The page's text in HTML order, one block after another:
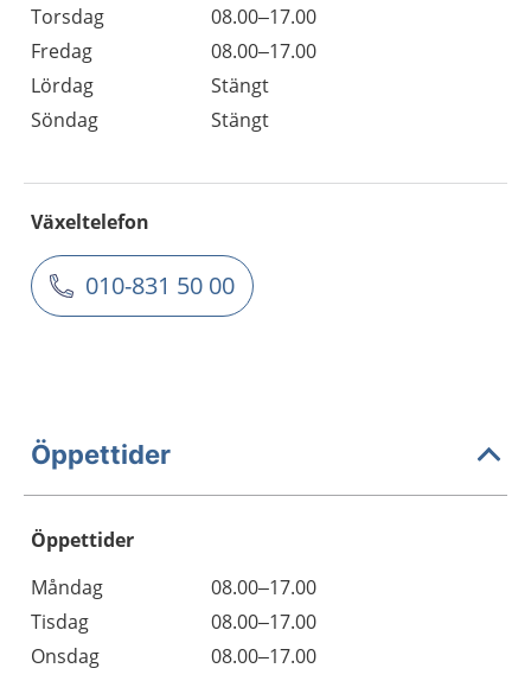
Torsdag
08.00–17.00
Fredag
08.00–17.00
Lördag
Stängt
Söndag
Stängt
Växeltelefon
010-831 50 00
Öppettider
Öppettider
Dag
Öppettider
Kommentarer
Måndag
08.00–17.00
Tisdag
08.00–17.00
Onsdag
08.00–17.00